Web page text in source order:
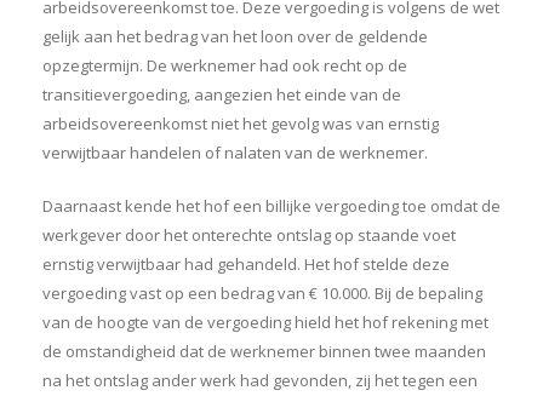
arbeidsovereenkomst toe. Deze vergoeding is volgens de wet
gelijk aan het bedrag van het loon over de geldende
opzegtermijn. De werknemer had ook recht op de
transitievergoeding, aangezien het einde van de
arbeidsovereenkomst niet het gevolg was van ernstig
verwijtbaar handelen of nalaten van de werknemer.
Daarnaast kende het hof een billijke vergoeding toe omdat de
werkgever door het onterechte ontslag op staande voet
ernstig verwijtbaar had gehandeld. Het hof stelde deze
vergoeding vast op een bedrag van € 10.000. Bij de bepaling
van de hoogte van de vergoeding hield het hof rekening met
de omstandigheid dat de werknemer binnen twee maanden
na het ontslag ander werk had gevonden, zij het tegen een